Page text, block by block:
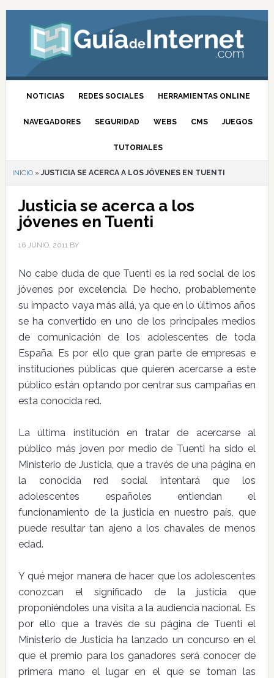
NOTICIAS REDES SOCIALES HERRAMIENTAS ONLINE
NAVEGADORES SEGURIDAD WEBS CMS JUEGOS
TUTORIALES
INICIO»JUSTICIA SE ACERCA A LOS JÓVENES EN TUENTI
Justicia se acerca a los
jóvenes en Tuenti
16 JUNIO, 2011BY
No cabe duda de que Tuenti es la red social de los
jóvenes por excelencia. De hecho, probablemente
su impacto vaya más allá, ya que en lo últimos años
se ha convertido en uno de los principales medios
de comunicación de los adolescentes de toda
España. Es por ello que gran parte de empresas e
instituciones públicas que quieren acercarse a este
público están optando por centrar sus campañas en
esta conocida red.
La última institución en tratar de acercarse al
público más joven por medio de Tuenti ha sido el
Ministerio de Justicia, que a través de una página en
la conocida red social intentará que los
adolescentes españoles entiendan el
funcionamiento de la justicia en nuestro país, que
puede resultar tan ajeno a los chavales de menos
edad.
Y qué mejor manera de hacer que los adolescentes
conozcan el significado de la justicia que
proponiéndoles una visita a la audiencia nacional. Es
por ello que a través de su página de Tuenti el
Ministerio de Justicia ha lanzado un concurso en el
que el premio para los ganadores será conocer de
primera mano el lugar en el que se toman las